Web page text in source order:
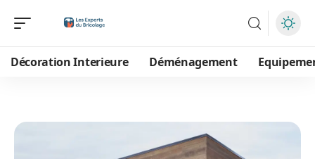
Décoration Interieure Déménagement